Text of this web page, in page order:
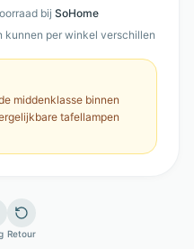
bij SoHome
kunnen per winkel verschillen
middenklasse binnen
tafellampen
Retour